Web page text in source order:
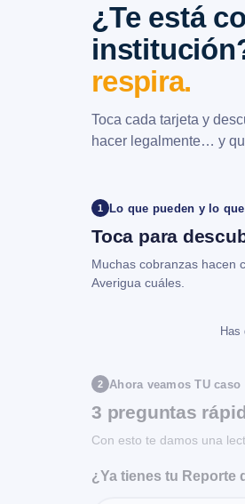
¿Te está
respira.
Toca cada tarjeta y
hacer legalmente… y
1 Lo que pueden y lo
Toca para
Muchas cobranzas hacen
Averigua cuáles.
Has
2 Ahora veamos TU caso
3 preguntas
Con esto te damos una
¿Ya tienes tu Reporte